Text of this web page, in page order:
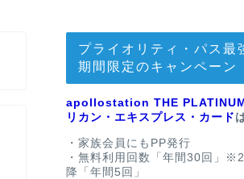
プライオリティ・パス最
期間限定のキャンペーン
apollostation THE PLATINUM
リカン・エキスプレス・カード
・家族会員にもPP発行
・無料利用回数「年間30回」
降「年間5回」